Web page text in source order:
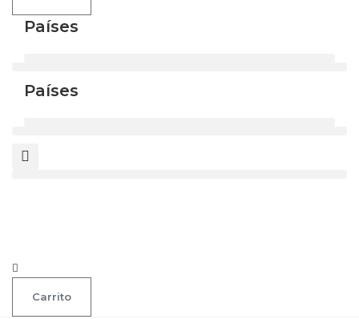
Países
Países
Carrito